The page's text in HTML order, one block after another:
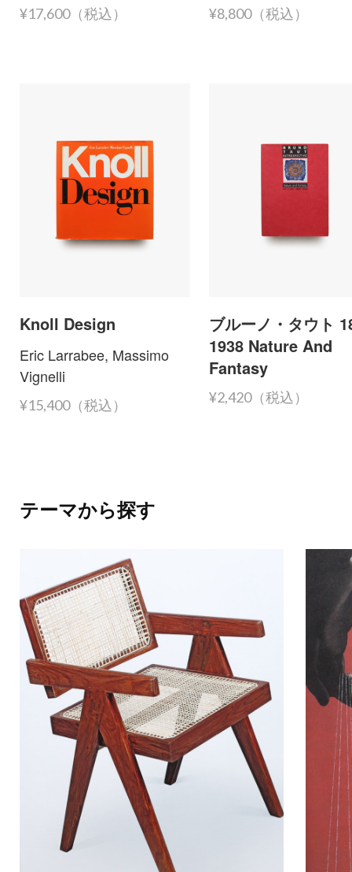
¥17,600（税込） ¥8,800（税込）
Knoll Design
Eric Larrabee, Massimo
Vignelli
¥15,400（税込）
ブルーノ・タウト
1938 Nature And
Fantasy
¥2,420（税込）
テーマから探す